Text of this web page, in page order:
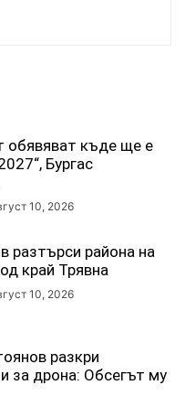
обявяват къде ще е
Бургас
10, 2026
разтърси района на
край Трявна
10, 2026
разкри
за дрона: Обсегът му